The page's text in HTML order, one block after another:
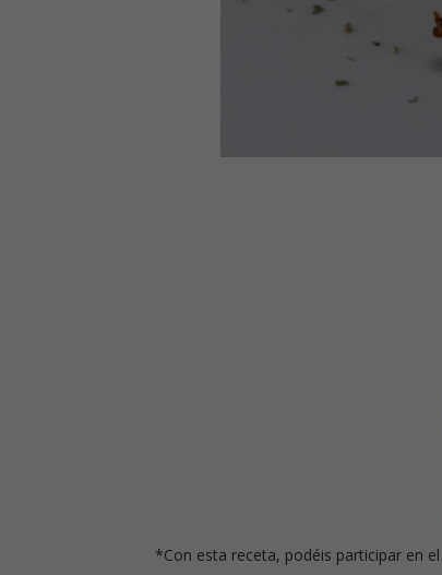
*Con esta receta, podéis participar en el